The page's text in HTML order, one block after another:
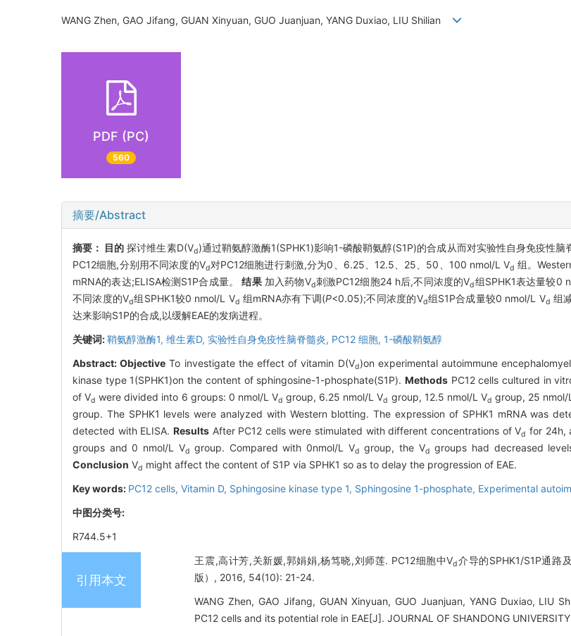
WANG Zhen, GAO Jifang, GUAN Xinyuan, GUO Juanjuan, YANG Duxiao, LIU Shilian
PDF (PC)
560
摘要/Abstract
摘要： 目的 探讨维生素D(Vd)通过鞘氨醇激酶1(SPHK1)影响1-磷酸鞘氨醇(S1P)的合成从而对实验性自身免疫性脑
PC12细胞,分别用不同浓度的Vd对PC12细胞进行刺激,分为0、6.25、12.5、25、50、100 nmol/L Vd 组。
mRNA的表达;ELISA检测S1P合成量。结果加入药物Vd刺激PC12细胞24 h后,不同浓度的Vd组SPHK1表达量较0
不同浓度的Vd组SPHK1较0 nmol/L Vd 组mRNA亦有下调(P<0.05);不同浓度的Vd组S1P合成量较0 nmol/L Vd 组
达来影响S1P的合成,以缓解EAE的发病进程。
关键词:鞘氨醇激酶1, 维生素D, 实验性自身免疫性脑脊髓炎, PC12 细胞, 1-磷酸鞘氨醇
Abstract:Objective To investigate the effect of vitamin D(Vd)on experimental autoimmune
kinase type 1(SPHK1)on the content of sphingosine-1-phosphate(S1P). MethodsPC12 cells cultured in
of Vd were divided into 6 groups: 0 nmol/L Vd group, 6.25 nmol/L Vd group, 12.5 nmol/L Vd group, 25 nmol/
group. The SPHK1 levels were analyzed with Western blotting. The expression of SPHK1 mRNA was
detected with ELISA. ResultsAfter PC12 cells were stimulated with different concentrations of Vd for 24h,
groups and 0 nmol/L Vd group. Compared with 0nmol/L Vd group, the Vd groups had decreased
Conclusion Vd might affect the content of S1P via SPHK1 so as to delay the progression of EAE.
Key words: PC12 cells, Vitamin D, Sphingosine kinase type 1, Sphingosine 1-phosphate, Experimental
中图分类号:
R744.5+1
引用本文
王震,高计芳,关新媛,郭娟娟,杨笃晓,刘师莲. PC12细胞中Vd介导的SPHK1/S1P通路
版）, 2016, 54(10): 21-24.
WANG Zhen, GAO Jifang, GUAN Xinyuan, GUO Juanjuan, YANG Duxiao, LIU
PC12 cells and its potential role in EAE[J]. JOURNAL OF SHANDONG